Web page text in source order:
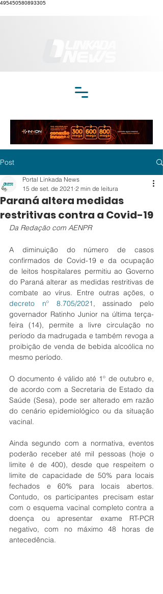
495450580893305
Post
Paraná altera medidas
restritivas contra a Covid-19
Portal Linkada News
15 de set. de 2021 2 min de leitura
Da Redação com AENPR
A diminuição do número de casos
confirmados de Covid-19 e da ocupação
de leitos hospitalares permitiu ao Governo
do Paraná alterar as medidas restritivas de
combate ao vírus. Entre outras ações, o
decreto nº 8.705/2021, assinado pelo
governador Ratinho Junior na última terça-
feira (14), permite a livre circulação no
período da madrugada e também revoga a
proibição de venda de bebida alcoólica no
mesmo período.
O documento é válido até 1º de outubro e,
de acordo com a Secretaria de Estado da
Saúde (Sesa), pode ser alterado em razão
do cenário epidemiológico ou da situação
vacinal.
Ainda segundo com a normativa, eventos
poderão receber até mil pessoas (hoje o
limite é de 400), desde que respeitem o
limite de capacidade de 50% para locais
fechados e 60% para locais abertos.
Contudo, os participantes precisam estar
com o esquema vacinal completo contra a
doença ou apresentar exame RT-PCR
negativo, com no máximo 48 horas de
antecedência.